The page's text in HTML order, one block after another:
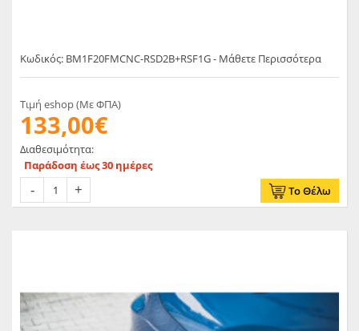
Κωδικός: BM1F20FMCNC-RSD2B+RSF1G - Μάθετε Περισσότερα
Τιμή eshop (Με ΦΠΑ)
133,00€
Διαθεσιμότητα:
Παράδοση έως 30 ημέρες
Το Θέλω